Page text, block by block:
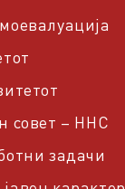
совет – ННС
задачи